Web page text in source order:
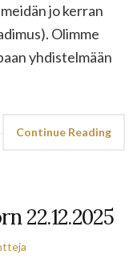
jo kerran
Olimme
yhdistelmään
Continue Reading
22.12.2025